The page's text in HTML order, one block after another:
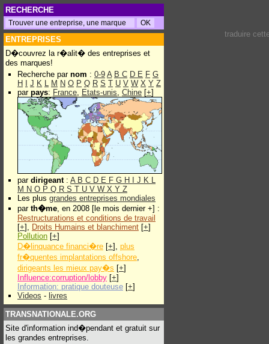
RECHERCHE
ENTREPRISES
D�couvrez la r�alit� des entreprises et
des marques!
Recherche par nom : 0-9 A B C D E F G
H
J K L M N O P Q R S T U V W X Y Z
par pays: France, Etats-unis, Chine [+]
par dirigeant: A B C D E F G H J K L
M N O P Q R S T U V W X Y Z
Les plus grandes entreprises mondiales
par th�me, en 2008 [le mois dernier +] :
Restructurations et conditions de travail
[+], Droits Humains et blanchiment [+]
Pollution [+]
D�linquance financi�re [+], plus
fr�quentes implantations offshore,
dirigeants les mieux pay�s [+]
Influence:corruption/lobby [+]
Information: pratique douteuse [+]
Videos - livres
TRANSNATIONALE.ORG
Site d'information ind�pendant et gratuit sur
les grandes entreprises.
traduire